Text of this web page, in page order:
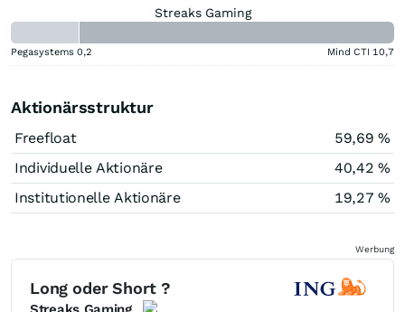
Streaks Gaming
Pegasystems 0,2 Mind CTI 10,7
Aktionärsstruktur
Freefloat
59,69 %
Individuelle Aktionäre
40,42 %
Institutionelle Aktionäre
19,27 %
Werbung
Long oder Short ?